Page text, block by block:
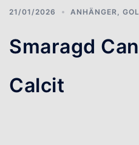
21/01/2026 ANHÄNGER
Smaragd
Calcit